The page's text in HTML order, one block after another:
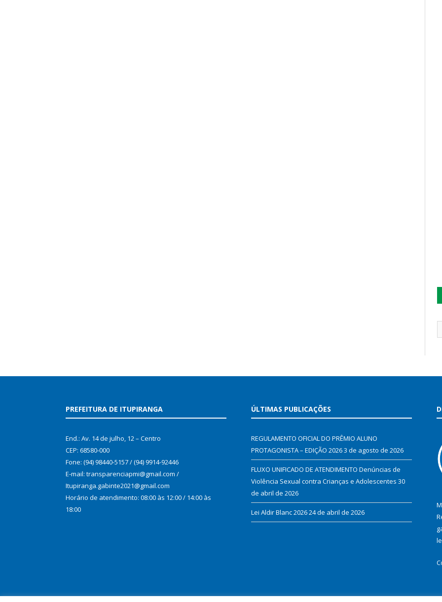
PREFEITURA DE ITUPIRANGA
End.: Av. 14 de julho, 12 – Centro
CEP: 68580-000
Fone: (94) 98440-5157 / (94) 9914-92446
E-mail: transparenciapmi@gmail.com /
Itupiranga.gabinte2021@gmail.com
Horário de atendimento: 08:00 às 12:00 / 14:00 às
18:00
ÚLTIMAS PUBLICAÇÕES
REGULAMENTO OFICIAL DO PRÊMIO ALUNO
PROTAGONISTA – EDIÇÃO 20263 de agosto de 2026
FLUXO UNIFICADO DE ATENDIMENTO Denúncias de
Violência Sexual contra Crianças e Adolescentes 30
de abril de 2026
Lei Aldir Blanc 202624 de abril de 2026